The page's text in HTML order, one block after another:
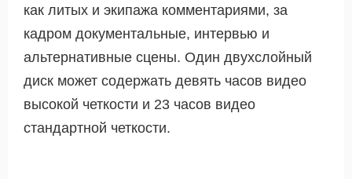
как литых и экипажа комментариями, за
кадром документальные, интервью и
альтернативные сцены. Один двухслойный
диск может содержать девять часов видео
высокой четкости и 23 часов видео
стандартной четкости.